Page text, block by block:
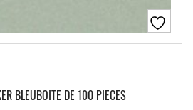
BLEUBOITE DE 100 PIECES